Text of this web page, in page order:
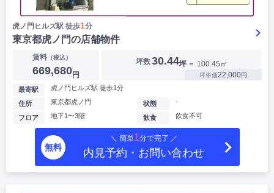
虎ノ門ヒルズ駅 徒歩1分
東京都虎ノ門の店舗物件
賃料（税込）
669,680円
坪数30.44坪 ＝ 100.45㎡
坪単価22,000円
最寄駅 虎ノ門ヒルズ駅 徒歩1分
住所 東京都虎ノ門
フロア 地下1〜3階
状態 -
飲食 飲食不可
無料
＼ 簡単1分で完了 ／
内見予約・お問い合わせ